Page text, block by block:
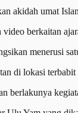
akidah umat
berkaitan
menerusi
di lokasi
berlakunya